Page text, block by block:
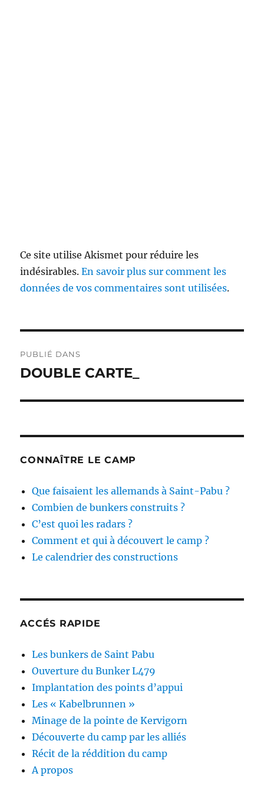
Ce site utilise Akismet pour réduire les
indésirables.En savoir plus sur comment les
données de vos commentaires sont utilisées.
de
PUBLIÉ DANS
DOUBLE CARTE_
CONNAÎTRE LE CAMP
Que faisaient les allemands à Saint-Pabu ?
Combien de bunkers construits ?
C’est quoi les radars ?
Comment et qui à découvert le camp ?
Le calendrier des constructions
ACCÉS RAPIDE
Les bunkers de Saint Pabu
Ouverture du Bunker L479
Implantation des points d’appui
Les « Kabelbrunnen »
Minage de la pointe de Kervigorn
Découverte du camp par les alliés
Récit de la réddition du camp
A propos